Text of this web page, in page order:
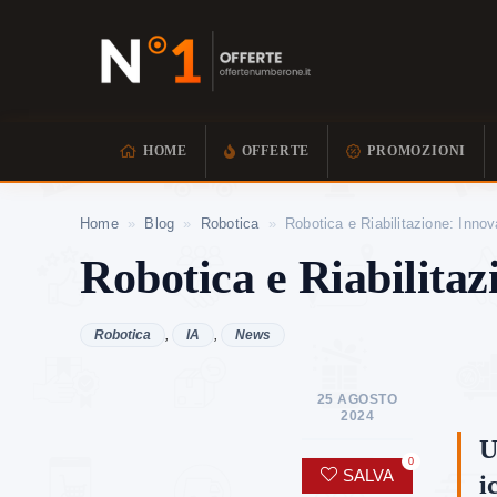
HOME OFFERTE PROMOZIONI
Home » Blog » Robotica » Robotica e Riabilitazione:
Robotica e
Robotica , IA , News
25 AGOSTO
2024
SALVA
0